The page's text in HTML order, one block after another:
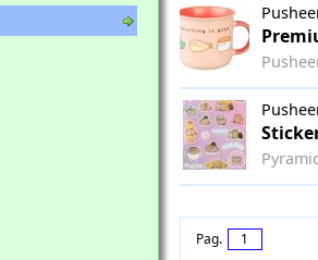
Pag. 1